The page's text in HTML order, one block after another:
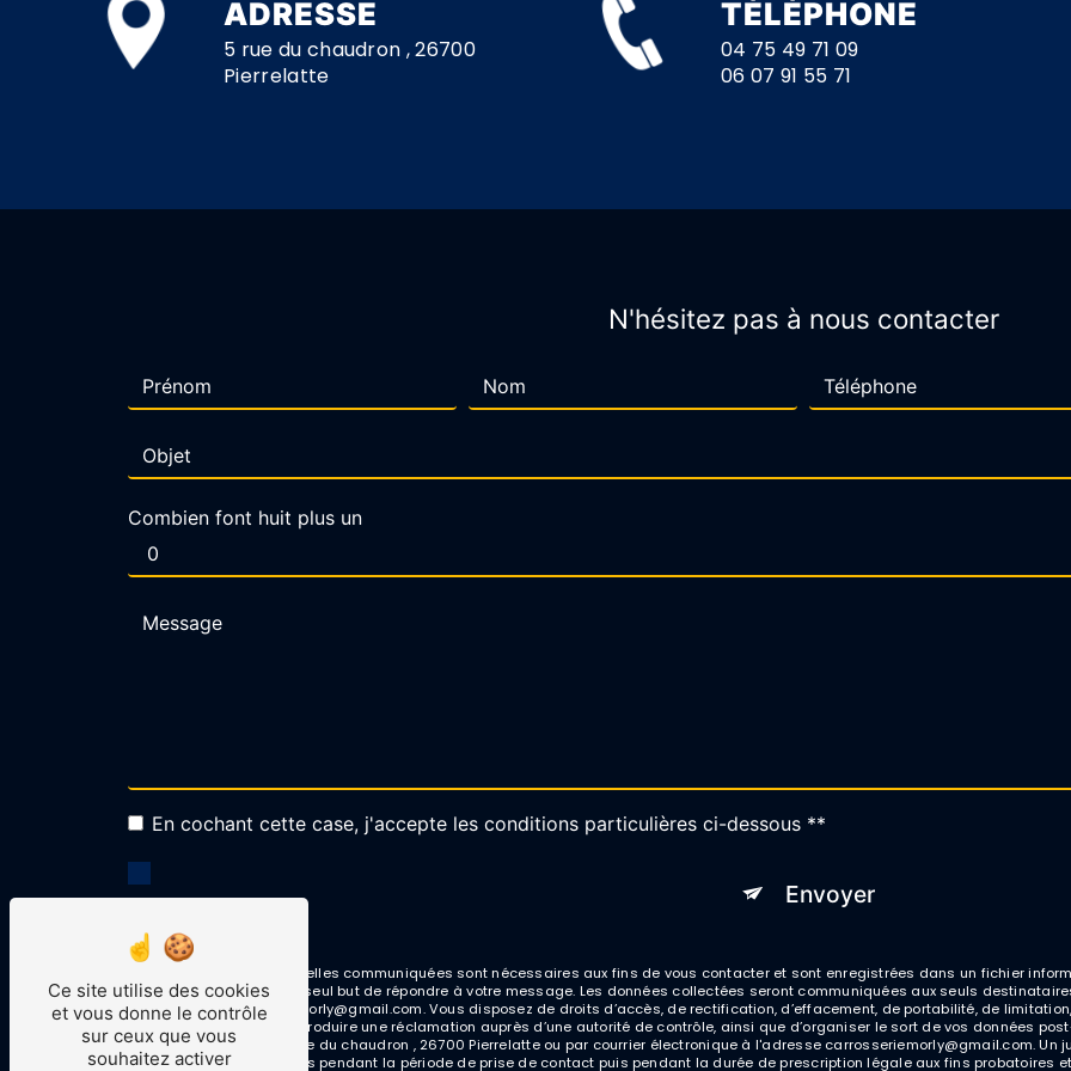
ADRESSE
5 rue du chaudron , 26700
Pierrelatte
TÉLÉPHONE
04 75 49 71 09
06 07 91 55 71
N'hésitez pas à nous contacter
Combien font huit plus un
En cochant cette case, j'accepte les conditions particulières ci-dessous **
Envoyer
** Les données personnelles communiquées sont nécessaires aux fins de vous contacter et sont enregistrées dans un fichier
sous-traitants dans le seul but de répondre à votre message. Les données collectées seront communiquées aux seuls
Pierrelatte carrosseriemorly@gmail.com. Vous disposez de droits d’accès, de rectification, d’effacement, de portabilité, de
moment et du droit d’introduire une réclamation auprès d’une autorité de contrôle, ainsi que d’organiser le sort de vos données
postale à l'adresse 5 rue du chaudron , 26700 Pierrelatte ou par courrier électronique à l'adresse carrosseriemorly@gmail.com.
conservons vos données pendant la période de prise de contact puis pendant la durée de prescription légale aux fins probatoires
Ce site utilise des cookies
et vous donne le contrôle
sur ceux que vous
souhaitez activer